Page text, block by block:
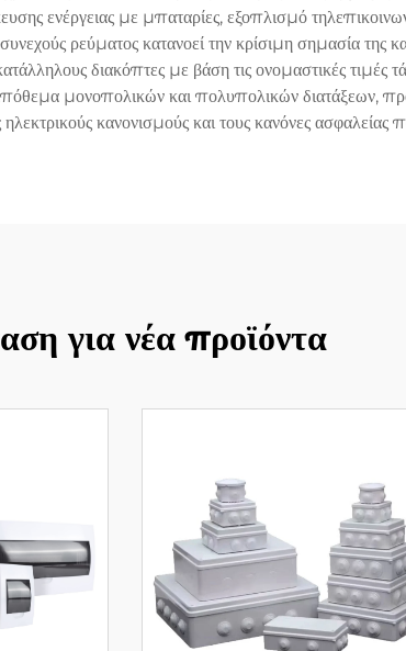
ενέργειας με μπαταρίες, εξοπλισμό
ρεύματος κατανοεί την κρίσιμη σημασία
διακόπτες με βάση τις ονομαστικές τιμές
μονοπολικών και πολυπολικών διατάξεων,
κανονισμούς και τους κανόνες
για νέα προϊόντα